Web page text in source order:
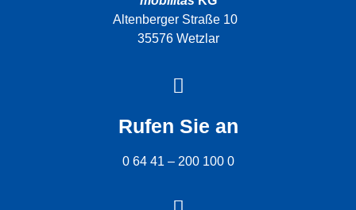
Altenberger Straße 10
35576 Wetzlar
Rufen Sie an
0 64 41 – 200 100 0